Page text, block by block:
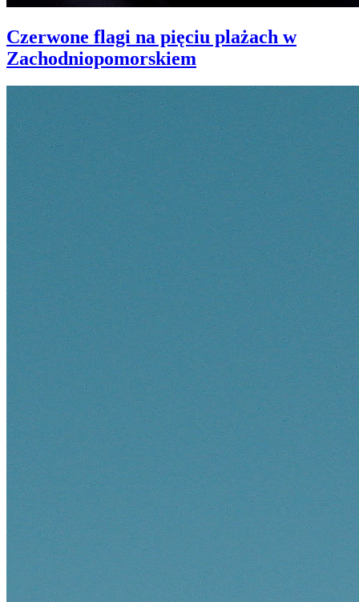
Czerwone flagi na pięciu plażach w
Zachodniopomorskiem